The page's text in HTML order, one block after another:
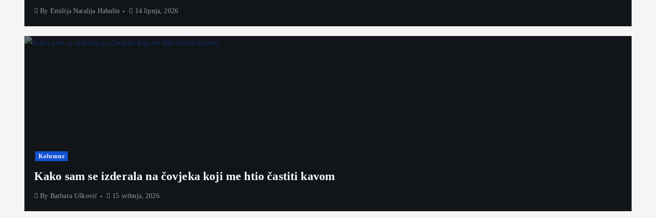
By Emilija Natalija Habulin 14 lipnja, 2026
Kolumne
Kako sam se izderala na čovjeka koji me htio častiti kavom
By Barbara Ušković 15 svibnja, 2026